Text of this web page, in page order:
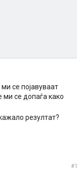
се појавуваат
ми се допаѓа како
резултат?
#1